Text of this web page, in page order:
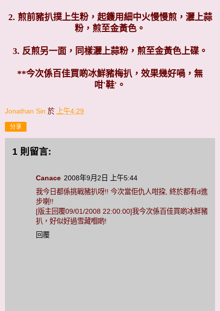
2. 煎前豬扒撲上生粉，起鑊用細中火慢慢煎，灑上蒜
粉，煎至金黃色。
3. 反煎另一面，同樣灑上蒜粉，煎至金黃色上碟。
**今次係百佳買啲冰鮮豬梅扒，效果幾好喎，無
咁'鞋'。
Jonathan Sin 於 上午4:29
分享
1 則留言:
Canace 2008年9月2日 上午5:44
我今日都係挑戰豬扒呀!! 今次當佢仇人咁挅, 終於都有d進
步喇!!
[版主回覆09/01/2008 22:00:00]我今次係百佳買啲冰鮮豬
扒，好似好過雪藏嗰啲!
回覆